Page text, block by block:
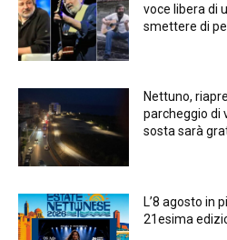
voce libera di
smettere di
Nettuno,
parcheggio di
sosta sarà
L’8 agosto in
21esima